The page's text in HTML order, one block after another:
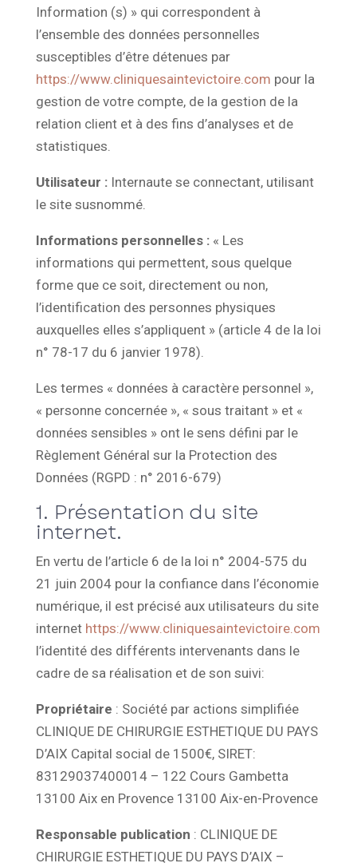
Information (s) » qui correspondent à
l’ensemble des données personnelles
susceptibles d’être détenues par
https://www.cliniquesaintevictoire.com pour la
gestion de votre compte, de la gestion de la
relation client et à des fins d’analyses et de
statistiques.
Utilisateur :Internaute se connectant, utilisant
le site susnommé.
Informations personnelles :« Les
informations qui permettent, sous quelque
forme que ce soit, directement ou non,
l’identification des personnes physiques
auxquelles elles s’appliquent » (article 4 de la loi
n° 78-17 du 6 janvier 1978).
Les termes « données à caractère personnel »,
« personne concernée », « sous traitant » et «
données sensibles » ont le sens défini par le
Règlement Général sur la Protection des
Données (RGPD : n° 2016-679)
1. Présentation du site
internet.
En vertu de l’article 6 de la loi n° 2004-575 du
21 juin 2004 pour la confiance dans l’économie
numérique, il est précisé aux utilisateurs du site
internet https://www.cliniquesaintevictoire.com
l’identité des différents intervenants dans le
cadre de sa réalisation et de son suivi:
Propriétaire : Société par actions simplifiée
CLINIQUE DE CHIRURGIE ESTHETIQUE DU PAYS
D’AIX Capital social de 1500€, SIRET:
83129037400014 – 122 Cours Gambetta
13100 Aix en Provence 13100 Aix-en-Provence
Responsable publication : CLINIQUE DE
CHIRURGIE ESTHETIQUE DU PAYS D’AIX –